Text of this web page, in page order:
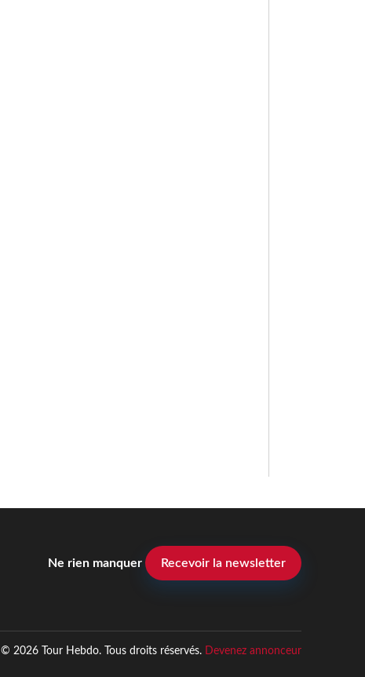
Ne rien manquer Recevoir la newsletter
© 2026 Tour Hebdo. Tous droits réservés. Devenez annonceur